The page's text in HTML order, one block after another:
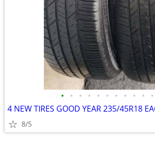
• • • • • • • • • • •
4 NEW TIRES GOOD YEAR 235/45R18
8/5